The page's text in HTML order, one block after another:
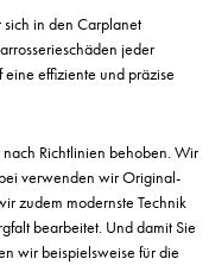
in den Carplanet
jeder
effiziente und präzise
Richtlinien behoben. Wir
verwenden wir Original-
zudem modernste Technik
bearbeitet. Und damit Sie
wir beispielsweise für die